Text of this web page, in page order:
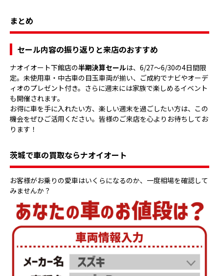
まとめ
セール内容の振り返りと来店のおすすめ
ナオイオート下館店の半期決算セールは、6/27〜6/30の4日間限
定。未使用車・中古車の目玉車両が揃い、ご成約でナビやオーデ
ィオのプレゼント付き。さらに週末には家族で楽しめるイベント
も開催されます。
お得に車を手に入れたい方、楽しい週末を過ごしたい方は、この
機会をぜひご活用ください。皆様のご来店を心よりお待ちしてお
ります！
茨城で車の買取ならナオイオート
お客様がお乗りの愛車はいくらになるのか、一度相場を確認して
みませんか？